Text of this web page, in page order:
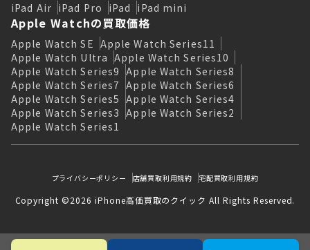
iPad Air iPad Pro iPad iPad mini
Apple Watchの買取価格
Apple Watch SE Apple Watch Series11
Apple Watch Ultra Apple Watch Series10
Apple Watch Series9 Apple Watch Series8
Apple Watch Series7 Apple Watch Series6
Apple Watch Series5 Apple Watch Series4
Apple Watch Series3 Apple Watch Series2
Apple Watch Series1
プライバシーポリシー 店舗買取利用規約 宅配買取利用規約
Copyright ©2026 iPhone高価買取のクイック All Rights Reserved.